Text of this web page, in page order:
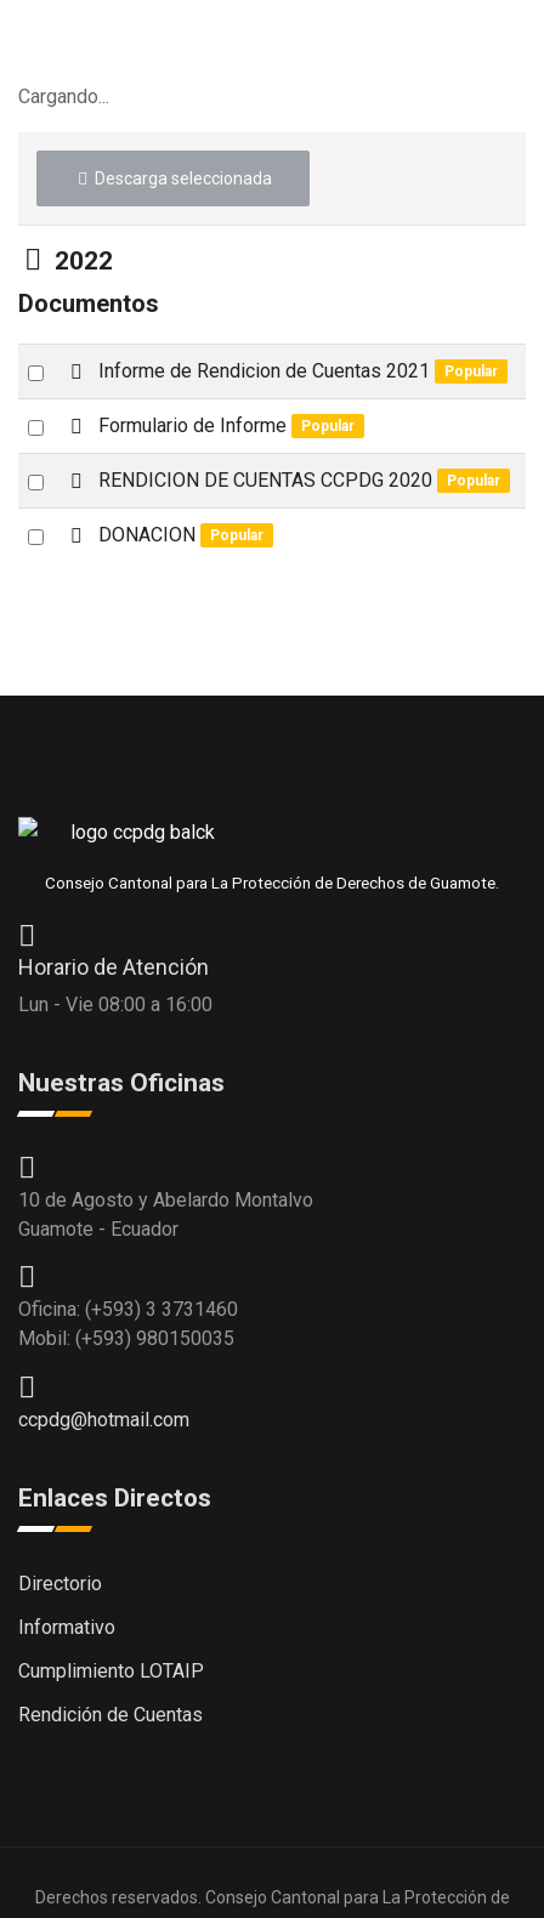
Cargando...
Descarga seleccionada
Carpeta
2022
Documentos
Select
an
item
pInforme de Rendicion de Cuentas 2021 Popular
Select
an
item
pFormulario de Informe Popular
Select
an
item
pRENDICION DE CUENTAS CCPDG 2020 Popular
Select
pDONACION Popular
Consejo Cantonal para La Protección de Derechos de Guamote.
Horario de Atención
Lun - Vie 08:00 a 16:00
Nuestras Oficinas
10 de Agosto y Abelardo Montalvo
Guamote - Ecuador
Oficina: (+593) 3 3731460
Mobil: (+593) 980150035
ccpdg@hotmail.com
Enlaces Directos
Directorio
Informativo
Cumplimiento LOTAIP
Rendición de Cuentas
Derechos reservados. Consejo Cantonal para La Protección de